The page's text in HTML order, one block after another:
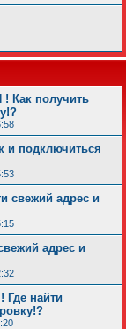
Как получить
и подключиться
свежий адрес и
адрес и
Где найти